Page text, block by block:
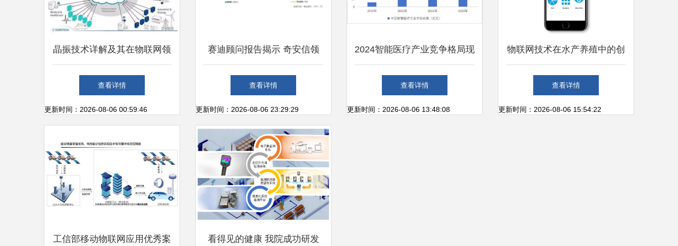
晶振技术详解及其在物联网领
域的推动作用与知名厂商概览
查看详情
更新时间：2026-08-06 00:59:46
赛迪顾问报告揭示 奇安信领
跑中国网络安全市场，物联网
技术研发成新焦点
查看详情
更新时间：2026-08-06 23:29:29
2024智能医疗产业竞争格局现
状及未来发展趋势分析 物联
网技术研发驱动新变革
查看详情
更新时间：2026-08-06 13:48:08
物联网技术在水产养殖中的创
新应用与技术研发趋势
查看详情
更新时间：2026-08-06 15:54:22
工信部移动物联网应用优秀案 看得见的健康 我院成功研发